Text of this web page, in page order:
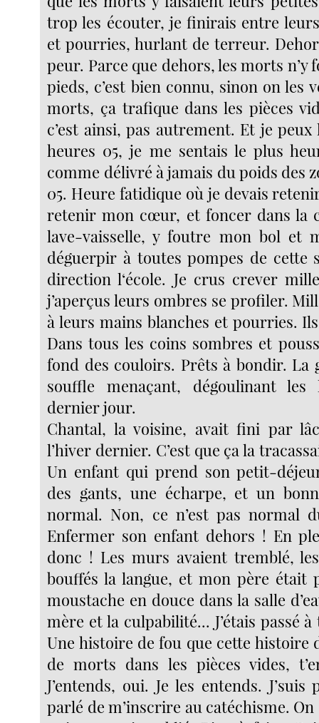
trop les écouter, je finirais entre
et pourries, hurlant de terreur.
peur. Parce que dehors, les morts n’y
pieds, c’est bien connu, sinon on les
morts, ça trafique dans les pièces
c’est ainsi, pas autrement. Et je peux
heures 05, je me sentais le plus
comme délivré à jamais du poids des
05. Heure fatidique où je devais
retenir mon cœur, et foncer dans la
lave-vaisselle, y foutre mon bol et
déguerpir à toutes pompes de cette
direction l‘école. Je crus crever
j’aperçus leurs ombres se profiler.
à leurs mains blanches et pourries.
Dans tous les coins sombres et
fond des couloirs. Prêts à bondir. La
souffle menaçant, dégoulinant
dernier jour.
Chantal, la voisine, avait fini par
l’hiver dernier. C’est que ça la
Un enfant qui prend son petit-
des gants, une écharpe, et un
normal. Non, ce n’est pas normal
Enfermer son enfant dehors ! En
donc ! Les murs avaient tremblé,
bouffés la langue, et mon père était
moustache en douce dans la salle
mère et la culpabilité... J’étais passé
Une histoire de fou que cette histoire
de morts dans les pièces vides,
J’entends, oui. Je les entends.
parlé de m’inscrire au catéchisme.